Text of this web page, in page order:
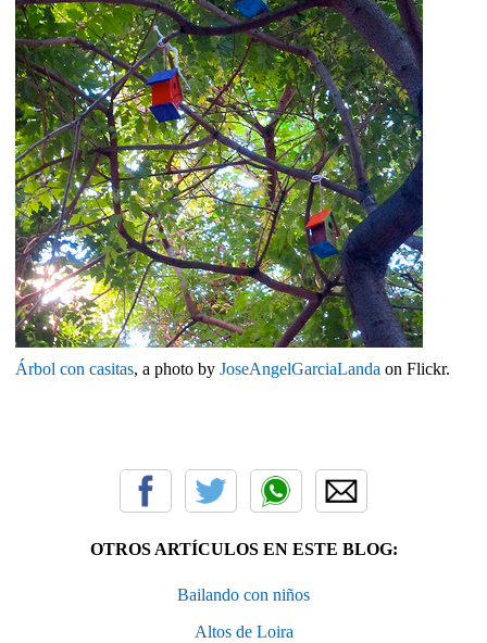
Árbol con casitas, a photo by JoseAngelGarciaLanda on Flickr.
OTROS ARTÍCULOS EN ESTE BLOG:
Bailando con niños
Altos de Loira